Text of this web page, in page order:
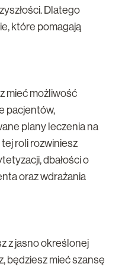
Dlatego
które pomagają
mieć możliwość
pacjentów,
plany leczenia na
roli rozwiniesz
dbałości o
oraz wdrażania
z jasno określonej
będziesz mieć szansę